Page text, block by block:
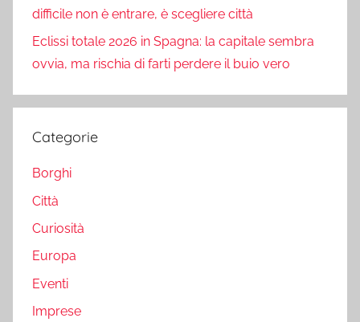
difficile non è entrare, è scegliere città
Eclissi totale 2026 in Spagna: la capitale sembra
ovvia, ma rischia di farti perdere il buio vero
Categorie
Borghi
Città
Curiosità
Europa
Eventi
Imprese